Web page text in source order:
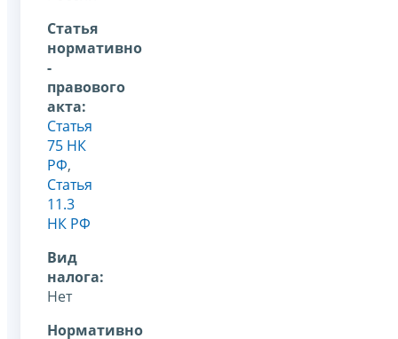
Статья
нормативно
-
правового
акта:
Статья
75 НК
РФ,
Статья
11.3
НК РФ
Вид
налога:
Нет
Нормативно